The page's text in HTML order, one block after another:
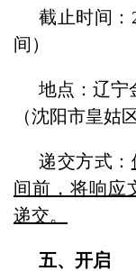
截止时间：
间）
地点：辽宁
（沈阳市皇姑
递交方式：
间前，将响应
递交。
五、开启